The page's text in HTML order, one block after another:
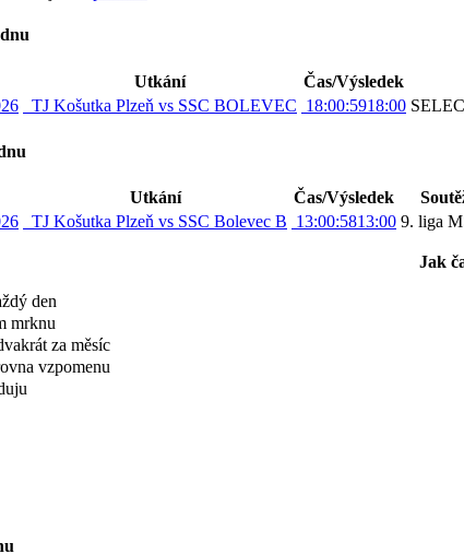
Utkání Čas/Výsledek
TJ Košutka Plzeň vs SSC BOLEVEC 18:00:5918:00
Utkání Čas/Výsledek
TJ Košutka Plzeň vs SSC Bolevec B 13:00:5813:00 9. liga
Jak
den
mrknu
za měsíc
vzpomenu